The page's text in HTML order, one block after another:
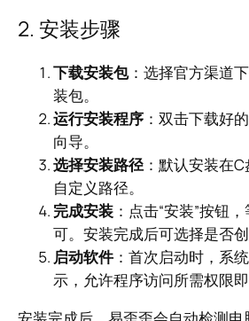
2. 安装步骤
下载安装包：选择官方渠道
装包。
运行安装程序 ：双击下载好
向导。
选择安装路径：默认安装在
自定义路径。
完成安装 ：点击“安装”按钮
可。安装完成后可选择是否
启动软件 ：首次启动时，系
示，允许程序访问所需权限即